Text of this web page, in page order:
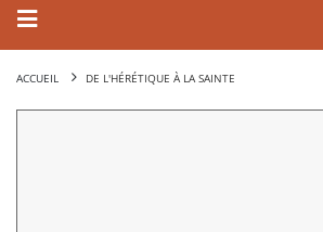
ACCUEIL DE L'HÉRÉTIQUE À LA SAINTE